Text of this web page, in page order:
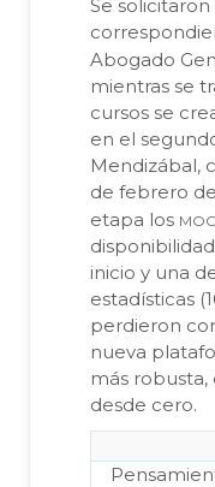
Se
Abogado
mientras se
cursos se
en el
Mendizábal,
de febrero
etapa los
inicio y una
estadísticas
perdieron
nueva
más
desde cero.